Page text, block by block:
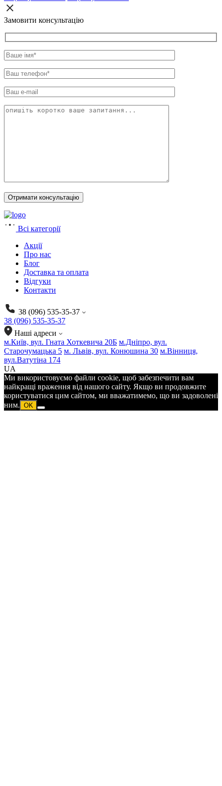
Замовити консультацію
Всі категорії
Акції
Про нас
Блог
Доставка та оплата
Відгуки
Контакти
38 (096) 535-35-37
38 (096) 535-35-37
Наші адреси
м.Київ, вул. Гната Хоткевича 20Б м.Дніпро, вул.
Старочумацька 5 м. Львів, вул. Конюшина 30 м.Вінниця,
вул.Ватутіна 174
UA
Ми використовуємо файли cookie, щоб забезпечити вам
найкращі враження від нашого сайту. Якщо ви продовжите
користуватися цим сайтом, ми вважатимемо, що ви задоволені
ним. OK